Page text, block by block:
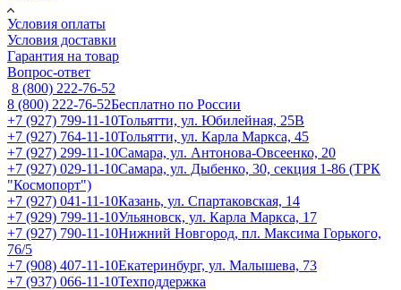
Условия оплаты
Условия доставки
Гарантия на товар
Вопрос-ответ
8 (800) 222-76-52
8 (800) 222-76-52Бесплатно по России
+7 (927) 799-11-10Тольятти, ул. Юбилейная, 25В
+7 (927) 764-11-10Тольятти, ул. Карла Маркса, 45
+7 (927) 299-11-10Самара, ул. Антонова-Овсеенко, 20
+7 (927) 029-11-10Самара, ул. Дыбенко, 30, секция 1-86 (ТРК
"Космопорт")
+7 (927) 041-11-10Казань, ул. Спартаковская, 14
+7 (929) 799-11-10Ульяновск, ул. Карла Маркса, 17
+7 (927) 790-11-10Нижний Новгород, пл. Максима Горького,
76/5
+7 (908) 407-11-10Екатеринбург, ул. Малышева, 73
+7 (937) 066-11-10Техподдержка